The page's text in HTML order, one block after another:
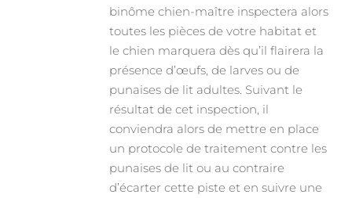
binôme chien-maître inspectera alors
toutes les pièces de votre habitat et
le chien marquera dès qu’il flairera la
présence d’œufs, de larves ou de
punaises de lit adultes. Suivant le
résultat de cet inspection, il
conviendra alors de mettre en place
un protocole de traitement contre les
punaises de lit ou au contraire
d’écarter cette piste et en suivre une